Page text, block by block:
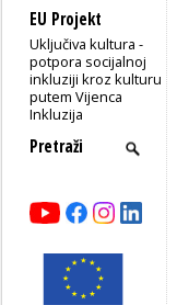
EU Projekt
Uključiva kultura -
potpora socijalnoj
inkluziji kroz kulturu
putem Vijenca
Inkluzija